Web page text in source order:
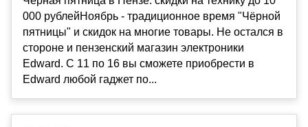
000 рублейНоябрь - традиционное время "Чёрной
пятницы" и скидок на многие товары. Не остался в
стороне и пензенский магазин электроники
Edward. С 11 по 16 вы сможете приобрести в
Edward любой гаджет по...